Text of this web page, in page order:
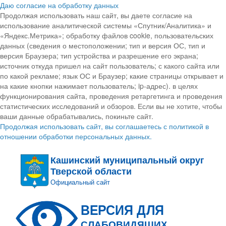
Даю согласие на обработку данных
Продолжая использовать наш сайт, вы даете согласие на
использование аналитической системы «Спутник/Аналитика» и
«Яндекс.Метрика»; обработку файлов cookie, пользовательских
данных (сведения о местоположении; тип и версия ОС, тип и
версия Браузера; тип устройства и разрешение его экрана;
источник откуда пришел на сайт пользователь; с какого сайта или
по какой рекламе; язык ОС и Браузер; какие страницы открывает и
на какие кнопки нажимает пользователь; ip-адрес). в целях
функционирования сайта, проведения ретаргетинга и проведения
статистических исследований и обзоров. Если вы не хотите, чтобы
ваши данные обрабатывались, покиньте сайт.
Продолжая использовать сайт, вы соглашаетесь с политикой в
отношении обработки персональных данных.